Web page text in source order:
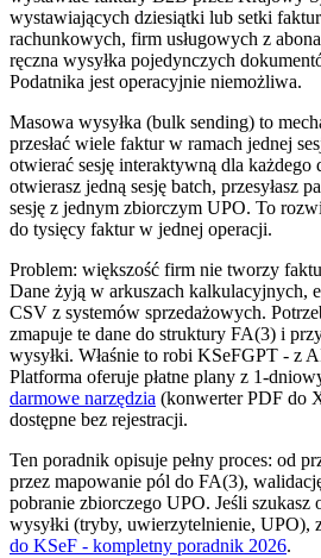
wystawiających dziesiątki lub setki
rachunkowych, firm usługowych z
ręczna wysyłka pojedynczych
Podatnika jest operacyjnie niemożliwa.
Masowa wysyłka (bulk sending) to
przesłać wiele faktur w ramach jednej
otwierać sesję interaktywną dla każdego
otwierasz jedną sesję batch, przesyłasz
sesję z jednym zbiorczym UPO. To
do tysięcy faktur w jednej operacji.
Problem: większość firm nie tworzy
Dane żyją w arkuszach kalkulacyjnych,
CSV z systemów sprzedażowych.
zmapuje te dane do struktury FA(3) i
wysyłki. Właśnie to robi KSeFGPT - z
Platforma oferuje płatne plany z 1-
darmowe narzędzia (konwerter PDF do
dostępne bez rejestracji.
Ten poradnik opisuje pełny proces: od
przez mapowanie pól do FA(3),
pobranie zbiorczego UPO. Jeśli szukasz
wysyłki (tryby, uwierzytelnienie, UPO),
do KSeF - kompletny poradnik 2026.